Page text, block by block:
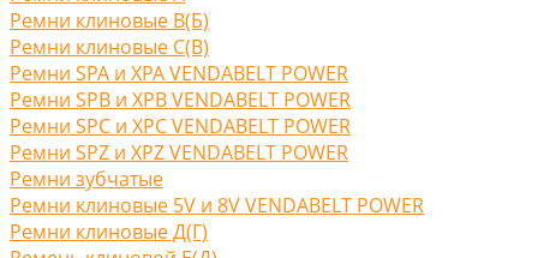
Ремни клиновые В(Б)
Ремни клиновые С(B)
Ремни SPA и XPA VENDABELT POWER
Ремни SPB и XPB VENDABELT POWER
Ремни SPC и XPC VENDABELT POWER
Ремни SPZ и XPZ VENDABELT POWER
Ремни зубчатые
Ремни клиновые 5V и 8V VENDABELT POWER
Ремни клиновые Д(Г)